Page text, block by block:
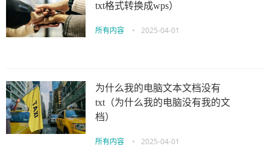
txt格式转换成wps）
所有内容 • 2025-04-01
为什么我的电脑文本文档没有
txt（为什么我的电脑没有我的文
档）
所有内容 • 2025-04-01